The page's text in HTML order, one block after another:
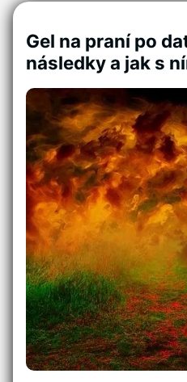
Gel na praní po
následky a jak s